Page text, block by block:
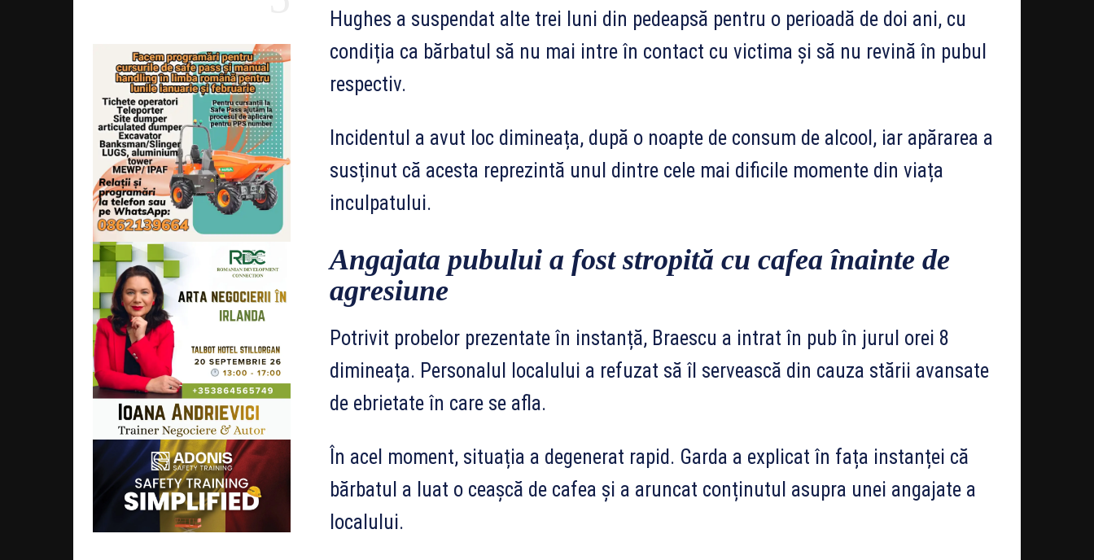
Hughes a suspendat alte trei luni din pedeapsă pentru o perioadă de doi ani, cu
condiția ca bărbatul să nu mai intre în contact cu victima și să nu revină în pubul
respectiv.
Incidentul a avut loc dimineața, după o noapte de consum de alcool, iar apărarea a
susținut că acesta reprezintă unul dintre cele mai dificile momente din viața
inculpatului.
Angajata pubului a fost stropită cu cafea înainte de
agresiune
Potrivit probelor prezentate în instanță, Braescu a intrat în pub în jurul orei 8
dimineața. Personalul localului a refuzat să îl servească din cauza stării avansate
de ebrietate în care se afla.
În acel moment, situația a degenerat rapid. Garda a explicat în fața instanței că
bărbatul a luat o ceașcă de cafea și a aruncat conținutul asupra unei angajate a
localului.